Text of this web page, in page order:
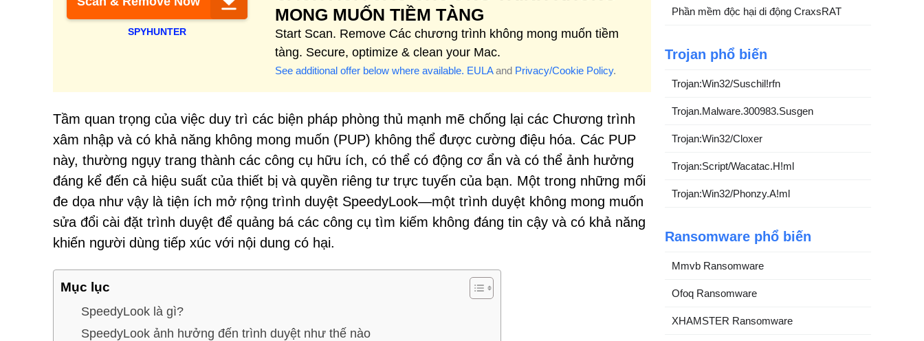
SPYHUNTER
MONG MUỐN TIỀM TÀNG
Start Scan. Remove Các chương trình không mong muốn tiềm
tàng. Secure, optimize & clean your Mac.
See additional offer below where available. EULAand Privacy/Cookie Policy.
Tầm quan trọng của việc duy trì các biện pháp phòng thủ mạnh mẽ chống lại các Chương trình
xâm nhập và có khả năng không mong muốn (PUP) không thể được cường điệu hóa. Các PUP
này, thường ngụy trang thành các công cụ hữu ích, có thể có động cơ ẩn và có thể ảnh hưởng
đáng kể đến cả hiệu suất của thiết bị và quyền riêng tư trực tuyến của bạn. Một trong những mối
đe dọa như vậy là tiện ích mở rộng trình duyệt SpeedyLook—một trình duyệt không mong muốn
sửa đổi cài đặt trình duyệt để quảng bá các công cụ tìm kiếm không đáng tin cậy và có khả năng
khiến người dùng tiếp xúc với nội dung có hại.
Mục lục
SpeedyLook là gì?
SpeedyLook ảnh hưởng đến trình duyệt như thế nào
Phần mềm độc hại di động CraxsRAT
Trojan phổ biến
Trojan:Win32/Suschil!rfn
Trojan.Malware.300983.Susgen
Trojan:Win32/Cloxer
Trojan:Script/Wacatac.H!ml
Trojan:Win32/Phonzy.A!ml
Ransomware phổ biến
Mmvb Ransomware
Ofoq Ransomware
XHAMSTER Ransomware